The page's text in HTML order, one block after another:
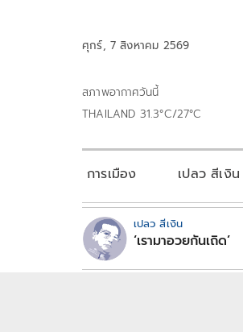
ศุกร์, 7 สิงหาคม 2569
สภาพอากาศวันนี้
THAILAND 31.3°C/27°C
การเมือง เปลว สีเงิน
เปลว สีเงิน
‘เรามาอวยกันเถิด’